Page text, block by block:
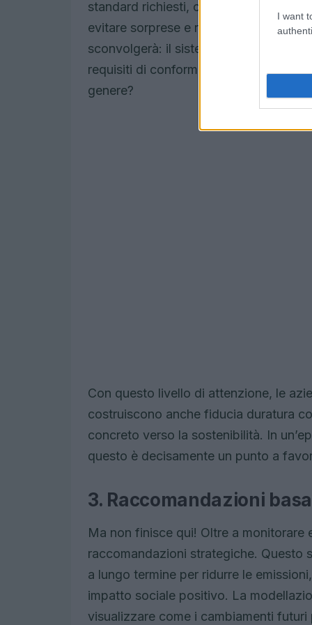
I want
standard richiesti, come il
evitare sorprese e rimanere pronte
sconvolgerà: il sistema è in grado di
requisiti di conformità, evidenziando
genere?
Con questo livello di attenzione, le
costruiscono anche fiducia duratura
concreto verso la sostenibilità. In
questo è decisamente un punto a
3. Raccomandazioni
Ma non finisce qui! Oltre a monitorare
raccomandazioni strategiche. Questo
a lungo termine per ridurre le
impatto sociale positivo. La
visualizzare come i cambiamenti